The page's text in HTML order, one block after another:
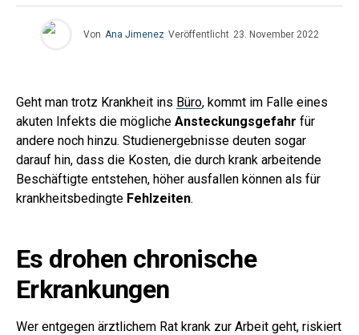
Von Ana Jimenez Veröffentlicht 23. November 2022
Geht man trotz Krankheit ins Büro, kommt im Falle eines
akuten Infekts die mögliche Ansteckungsgefahr für
andere noch hinzu. Studienergebnisse deuten sogar
darauf hin, dass die Kosten, die durch krank arbeitende
Beschäftigte entstehen, höher ausfallen können als für
krankheitsbedingte Fehlzeiten.
Es drohen chronische
Erkrankungen
Wer entgegen ärztlichem Rat krank zur Arbeit geht, riskiert